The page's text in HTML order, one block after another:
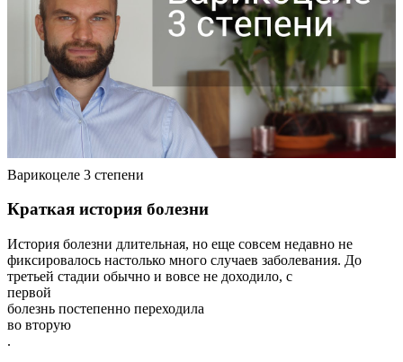
Варикоцеле 3 степени
Краткая история болезни
История болезни длительная, но еще совсем недавно не
фиксировалось настолько много случаев заболевания. До
третьей стадии обычно и вовсе не доходило, с
первой
болезнь постепенно переходила
во вторую
.